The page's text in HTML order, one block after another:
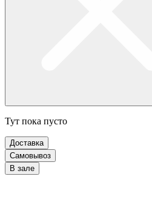
Тут пока пусто
Доставка
Самовывоз
В зале